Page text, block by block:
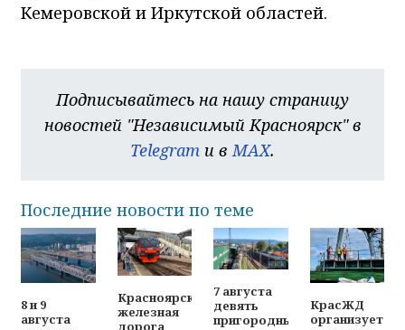
Кемеровской и Иркутской областей.
Подписывайтесь на нашу страницу
новостей "Независимый Красноярск" в
Telegram и в MAX.
Последние новости по теме
8 и 9
августа
Красноярская
железная
дорога
7 августа
девять
пригородных
КрасЖД
организует